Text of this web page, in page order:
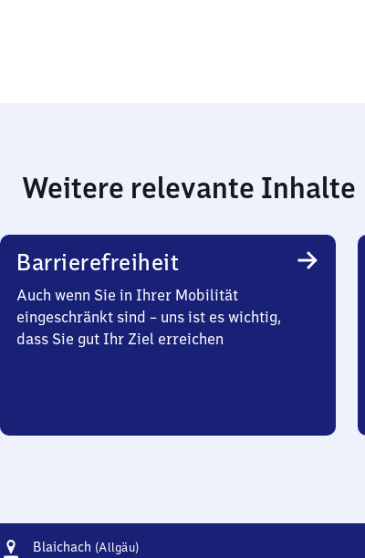
Weitere relevante Inhalte
Barrierefreiheit
Auch wenn Sie in Ihrer Mobilität
eingeschränkt sind – uns ist es wichtig,
dass Sie gut Ihr Ziel erreichen
Adresse
Blaichach (Allgäu)Blaichach